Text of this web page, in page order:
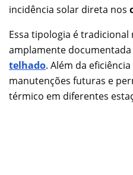
incidência solar direta nos
Essa tipologia é
amplamente documentada
telhado. Além da
manutenções futuras e
térmico em diferentes